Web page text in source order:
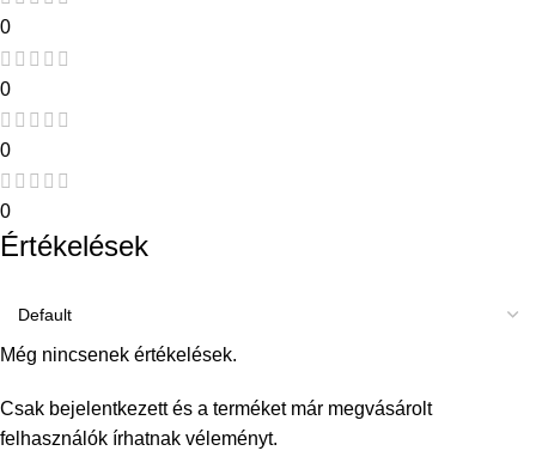
0
0
0
0
Értékelések
Még nincsenek értékelések.
Csak bejelentkezett és a terméket már megvásárolt
felhasználók írhatnak véleményt.